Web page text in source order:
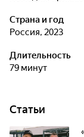
Страна и год
Россия, 2023
Длительность
79 минут
Статьи